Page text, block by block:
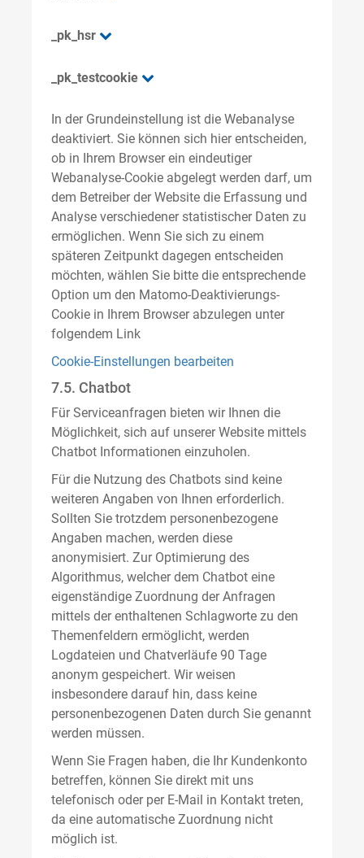
_pk_hsr
_pk_testcookie
In der Grundeinstellung ist die Webanalyse
deaktiviert. Sie können sich hier entscheiden,
ob in Ihrem Browser ein eindeutiger
Webanalyse-Cookie abgelegt werden darf, um
dem Betreiber der Website die Erfassung und
Analyse verschiedener statistischer Daten zu
ermöglichen. Wenn Sie sich zu einem
späteren Zeitpunkt dagegen entscheiden
möchten, wählen Sie bitte die entsprechende
Option um den Matomo-Deaktivierungs-
Cookie in Ihrem Browser abzulegen unter
folgendem Link
Cookie-Einstellungen bearbeiten
7.5. Chatbot
Für Serviceanfragen bieten wir Ihnen die
Möglichkeit, sich auf unserer Website mittels
Chatbot Informationen einzuholen.
Für die Nutzung des Chatbots sind keine
weiteren Angaben von Ihnen erforderlich.
Sollten Sie trotzdem personenbezogene
Angaben machen, werden diese
anonymisiert. Zur Optimierung des
Algorithmus, welcher dem Chatbot eine
eigenständige Zuordnung der Anfragen
mittels der enthaltenen Schlagworte zu den
Themenfeldern ermöglicht, werden
Logdateien und Chatverläufe 90 Tage
anonym gespeichert. Wir weisen
insbesondere darauf hin, dass keine
personenbezogenen Daten durch Sie genannt
werden müssen.
Wenn Sie Fragen haben, die Ihr Kundenkonto
betreffen, können Sie direkt mit uns
telefonisch oder per E-Mail in Kontakt treten,
da eine automatische Zuordnung nicht
möglich ist.